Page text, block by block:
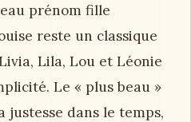
prénom fille
reste un classique
Lila, Lou et Léonie
Le « plus beau »
justesse dans le temps,